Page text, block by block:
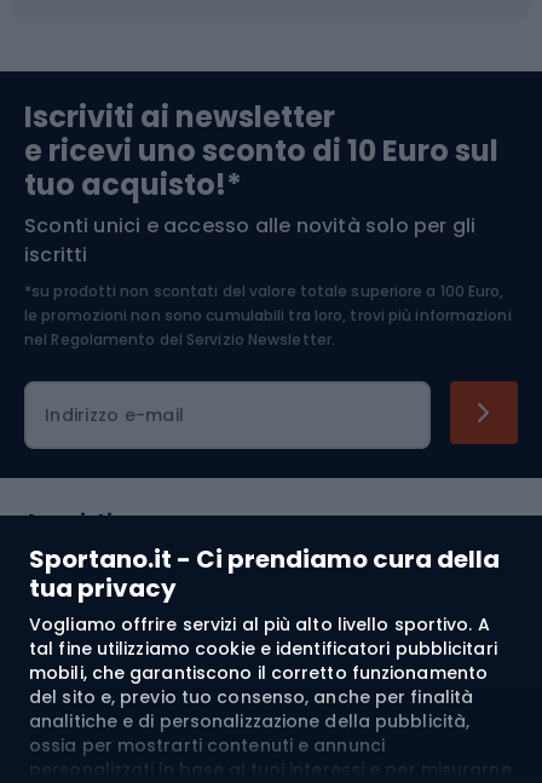
Sportano.it - Ci prendiamo cura della
tua privacy
Vogliamo offrire servizi al più alto livello sportivo. A
tal fine utilizziamo cookie e identificatori pubblicitari
mobili, che garantiscono il corretto funzionamento
del sito e, previo tuo consenso, anche per finalità
analitiche e di personalizzazione della pubblicità,
ossia per mostrarti contenuti e annunci
personalizzati in base ai tuoi interessi e per misurarne
Abbigliamento da escursionismo
Componenti per biciclette
Arrampicata
Medicina dello sport
Abbigliamento ciclistico
Iscriviti ai newsletter
e ricevi uno sconto di 10 Euro sul
tuo acquisto!*
Sconti unici e accesso alle novità solo per gli
iscritti
*su prodotti non scontati del valore totale superiore a 100 Euro,
le promozioni non sono cumulabili tra loro, trovi più informazioni
nel Regolamento del Servizio Newsletter.
Indirizzo e-mail
Acquisti
Servizio clienti
Regolamento
Chi siamo